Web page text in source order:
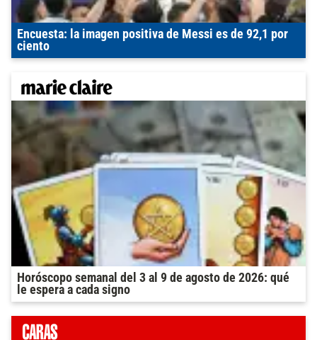
Encuesta: la imagen positiva de Messi es de 92,1 por
ciento
Horóscopo semanal del 3 al 9 de agosto de 2026: qué
le espera a cada signo